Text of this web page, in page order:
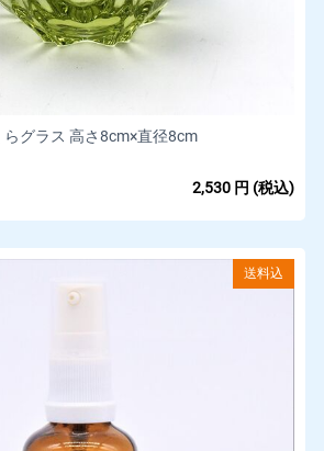
らグラス 高さ8cm×直径8cm
2,530 円 (税込)
送料込